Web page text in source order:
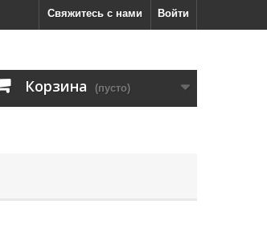
Войти
Свяжитесь с нами
Корзина (пусто)